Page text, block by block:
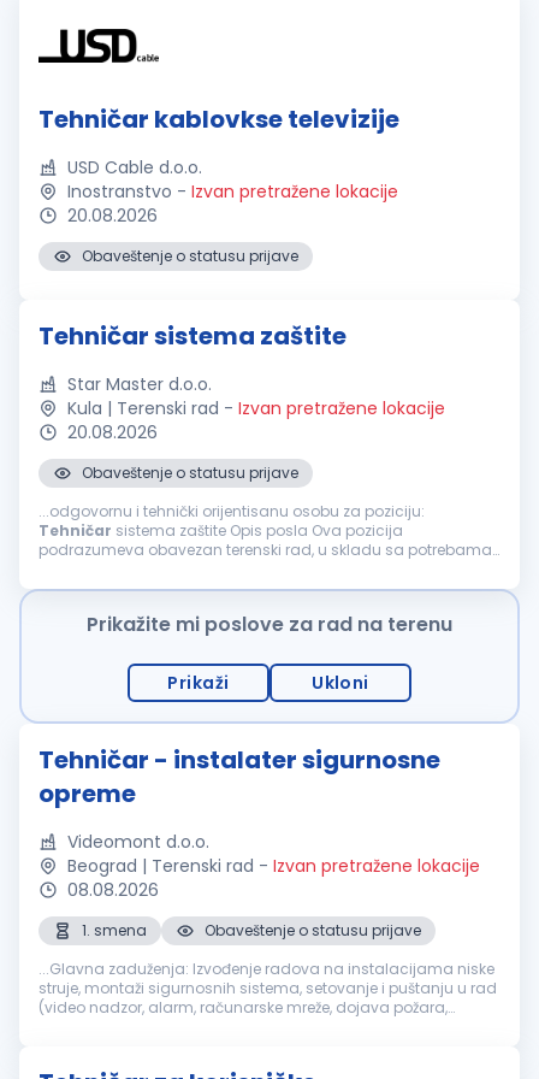
Tehničar kablovkse televizije
USD Cable d.o.o.
Inostranstvo - Izvan pretražene lokacije
20.08.2026
Obaveštenje o statusu prijave
Tehničar sistema zaštite
Star Master d.o.o.
Kula | Terenski rad - Izvan pretražene lokacije
20.08.2026
Obaveštenje o statusu prijave
...odgovornu i tehnički orijentisanu osobu za poziciju:
Tehničar sistema zaštite Opis posla Ova pozicija
podrazumeva obavezan terenski rad, u skladu sa potrebama
odlazak na teren ne odgovaraju...
Prikažite mi poslove za rad na terenu
Prikaži Ukloni
Tehničar - instalater sigurnosne
opreme
Videomont d.o.o.
Beograd | Terenski rad - Izvan pretražene lokacije
08.08.2026
1. smena
Obaveštenje o statusu prijave
...Glavna zaduženja: Izvođenje radova na instalacijama niske
struje, montaži sigurnosnih sistema, setovanje i puštanju u rad
(video nadzor, alarm, računarske mreže, dojava požara,